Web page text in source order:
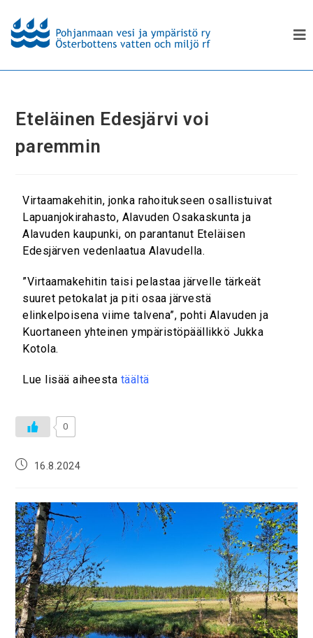
Eteläinen Edesjärvi voi
paremmin
Virtaamakehitin, jonka rahoitukseen osallistuivat
Lapuanjokirahasto, Alavuden Osakaskunta ja
Alavuden kaupunki, on parantanut Eteläisen
Edesjärven vedenlaatua Alavudella.
”Virtaamakehitin taisi pelastaa järvelle tärkeät
suuret petokalat ja piti osaa järvestä
elinkelpoisena viime talvena”, pohti Alavuden ja
Kuortaneen yhteinen ympäristöpäällikkö Jukka
Kotola.
Lue lisää aiheesta täältä
0
16.8.2024